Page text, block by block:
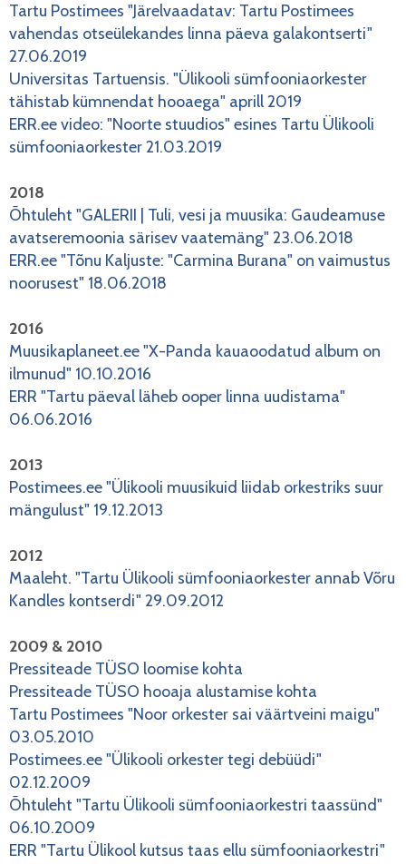
Tartu Postimees "Järelvaadatav: Tartu Postimees
vahendas otseülekandes linna päeva galakontserti"
27.06.2019
Universitas Tartuensis. "Ülikooli sümfooniaorkester
tähistab kümnendat hooaega" aprill 2019
ERR.ee video: "Noorte stuudios" esines Tartu Ülikooli
sümfooniaorkester 21.03.2019
2018
Õhtuleht "GALERII | Tuli, vesi ja muusika: Gaudeamuse
avatseremoonia särisev vaatemäng" 23.06.2018
ERR.ee "Tõnu Kaljuste: "Carmina Burana" on vaimustus
noorusest" 18.06.2018
2016
Muusikaplaneet.ee "X-Panda kauaoodatud album on
ilmunud" 10.10.2016
ERR "Tartu päeval läheb ooper linna uudistama"
06.06.2016
2013
Postimees.ee "Ülikooli muusikuid liidab orkestriks suur
mängulust" 19.12.2013
2012
Maaleht. "Tartu Ülikooli sümfooniaorkester annab Võru
Kandles kontserdi" 29.09.2012
2009 & 2010
Pressiteade TÜSO loomise kohta
Pressiteade TÜSO hooaja alustamise kohta
Tartu Postimees "Noor orkester sai väärtveini maigu"
03.05.2010
Postimees.ee "Ülikooli orkester tegi debüüdi"
02.12.2009
Õhtuleht "Tartu Ülikooli sümfooniaorkestri taassünd"
06.10.2009
ERR "Tartu Ülikool kutsus taas ellu sümfooniaorkestri"